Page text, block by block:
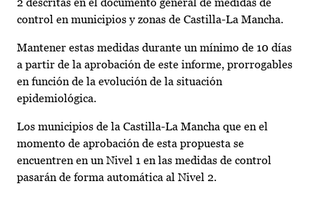
control en municipios y zonas de Castilla-La Mancha.
Mantener estas medidas durante un mínimo de 10 días
a partir de la aprobación de este informe, prorrogables
en función de la evolución de la situación
epidemiológica.
Los municipios de la Castilla-La Mancha que en el
momento de aprobación de esta propuesta se
encuentren en un Nivel 1 en las medidas de control
pasarán de forma automática al Nivel 2.